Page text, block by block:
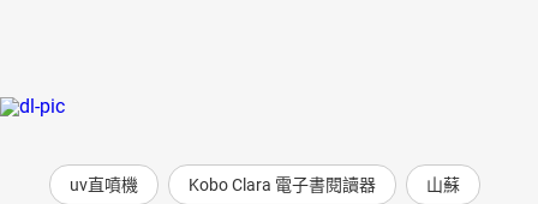
uv直噴機 Kobo Clara 電子書閱讀器 山蘇